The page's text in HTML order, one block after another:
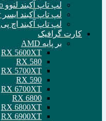
لپ تاپ آکبند لنوو Lenovo
لپ تاپ آکبند ایسر Acer
لپ تاپ آکبند اچ پی HP
کارت گرافیک
بر پایه AMD
RX 5600XT
RX 580
RX 5700XT
RX 590
RX 6700XT
RX 6800
RX 6800XT
RX 6900XT